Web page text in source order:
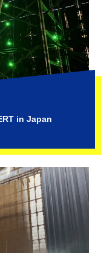
in Japan